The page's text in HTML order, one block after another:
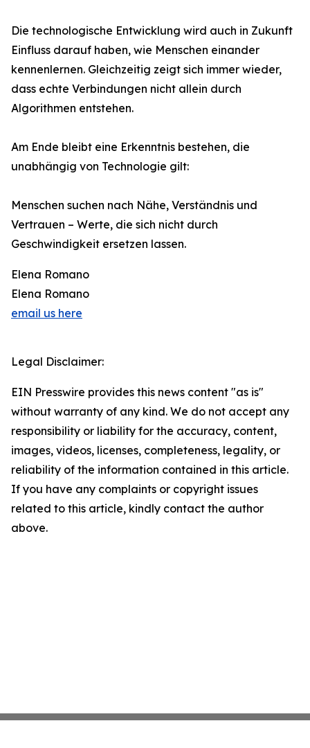
Die technologische Entwicklung wird auch in Zukunft
Einfluss darauf haben, wie Menschen einander
kennenlernen. Gleichzeitig zeigt sich immer wieder,
dass echte Verbindungen nicht allein durch
Algorithmen entstehen.
Am Ende bleibt eine Erkenntnis bestehen, die
unabhängig von Technologie gilt:
Menschen suchen nach Nähe, Verständnis und
Vertrauen – Werte, die sich nicht durch
Geschwindigkeit ersetzen lassen.
Elena Romano
Elena Romano
email us here
Legal Disclaimer:
EIN Presswire provides this news content "as is"
without warranty of any kind. We do not accept any
responsibility or liability for the accuracy, content,
images, videos, licenses, completeness, legality, or
reliability of the information contained in this article.
If you have any complaints or copyright issues
related to this article, kindly contact the author
above.